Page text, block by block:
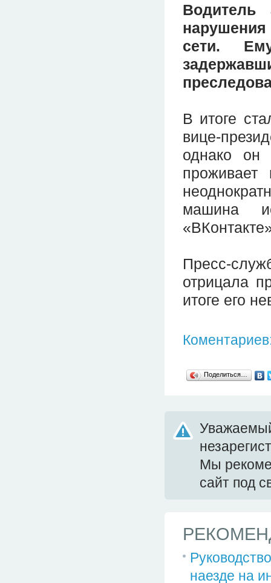
Водитель
сети.
В итоге
вице-
однако он
машина
Пресс-
отрицала
итоге его
Поделиться…
Мы
сайт под
наезде на